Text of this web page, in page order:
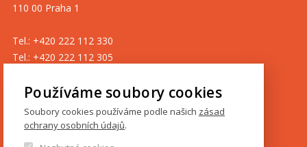
110 00 Praha 1
Tel.: +420 222 112 330
Tel.: +420 222 112 305
ies@fsv.cuni.cz
GDPR
Používáme soubory cookies
Soubory cookies používáme podle našich zásad
ochrany osobních údajů.